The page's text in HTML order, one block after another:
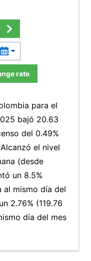
rate
para el
bajó 20.63
del 0.49%
el nivel
(desde
un 8.5%
al mismo día del
2.76% (119.76
día del mes